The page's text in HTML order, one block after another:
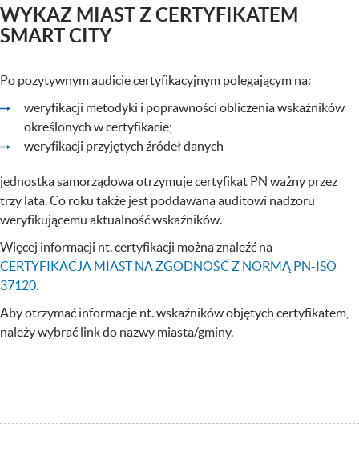
WYKAZ MIAST Z CERTYFIKATEM
SMART CITY
Po pozytywnym audicie certyfikacyjnym polegającym na:
weryfikacji metodyki i poprawności obliczenia wskaźników
określonych w certyfikacie;
weryfikacji przyjętych źródeł danych
jednostka samorządowa otrzymuje certyfikat PN ważny przez
trzy lata. Co roku także jest poddawana auditowi nadzoru
weryfikującemu aktualność wskaźników.
Więcej informacji nt. certyfikacji można znaleźć na
CERTYFIKACJA MIAST NA ZGODNOŚĆ Z NORMĄ PN-ISO
37120.
Aby otrzymać informacje nt. wskaźników objętych certyfikatem,
należy wybrać link do nazwy miasta/gminy.